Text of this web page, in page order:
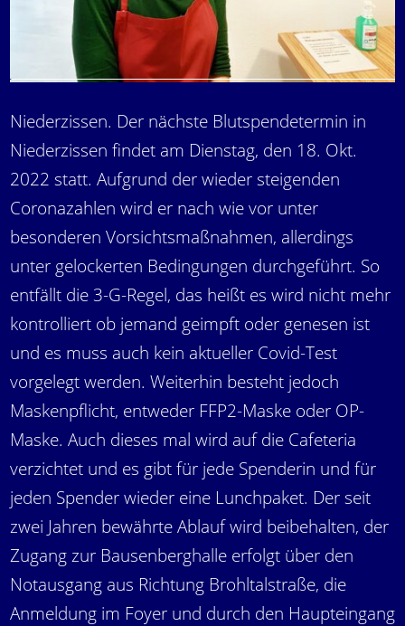
Niederzissen. Der nächste Blutspendetermin in
Niederzissen findet am Dienstag, den 18. Okt.
2022 statt. Aufgrund der wieder steigenden
Coronazahlen wird er nach wie vor unter
besonderen Vorsichtsmaßnahmen, allerdings
unter gelockerten Bedingungen durchgeführt. So
entfällt die 3-G-Regel, das heißt es wird nicht mehr
kontrolliert ob jemand geimpft oder genesen ist
und es muss auch kein aktueller Covid-Test
vorgelegt werden. Weiterhin besteht jedoch
Maskenpflicht, entweder FFP2-Maske oder OP-
Maske. Auch dieses mal wird auf die Cafeteria
verzichtet und es gibt für jede Spenderin und für
jeden Spender wieder eine Lunchpaket. Der seit
zwei Jahren bewährte Ablauf wird beibehalten, der
Zugang zur Bausenberghalle erfolgt über den
Notausgang aus Richtung Brohltalstraße, die
Anmeldung im Foyer und durch den Haupteingang